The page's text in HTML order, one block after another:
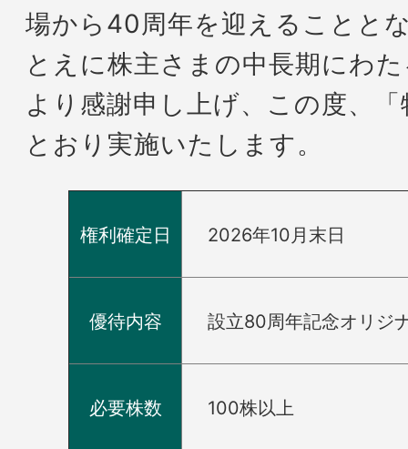
場から40周年を迎えることと
とえに株主さまの中長期にわ
より感謝申し上げ、この度、
とおり実施いたします。
権利確定日 2026年10月末日
優待内容 設立80周年記念オリジ
必要株数 100株以上